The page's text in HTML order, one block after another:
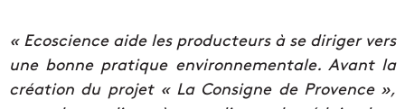
« Ecoscience aide les producteurs à se diriger vers
une bonne pratique environnementale. Avant la
création du projet « La Consigne de Provence »,